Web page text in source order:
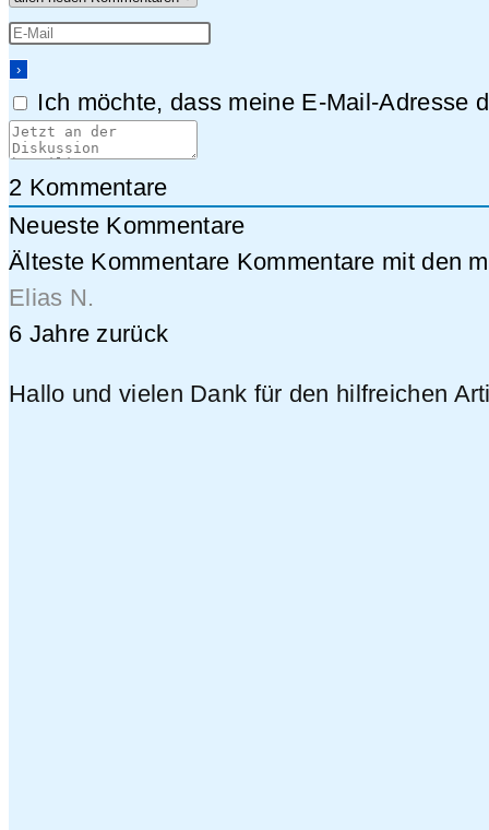
Ich möchte, dass meine E-Mail-Adresse
2 Kommentare
Neueste Kommentare
Älteste Kommentare Kommentare mit den
Elias N.
6 Jahre zurück
Hallo und vielen Dank für den hilfreichen